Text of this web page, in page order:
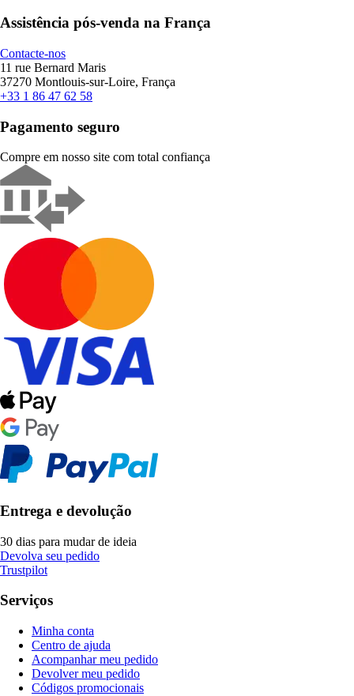
Assistência pós-venda na França
Contacte-nos
11 rue Bernard Maris
37270 Montlouis-sur-Loire, França
+33 1 86 47 62 58
Pagamento seguro
Compre em nosso site com total confiança
Entrega e devolução
30 dias para mudar de ideia
Devolva seu pedido
Trustpilot
Serviços
Minha conta
Centro de ajuda
Acompanhar meu pedido
Devolver meu pedido
Códigos promocionais